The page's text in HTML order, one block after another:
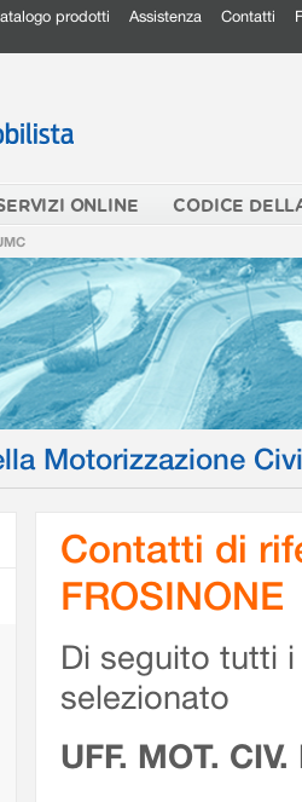
prodotti Assistenza Contatti
ONLINE CODICE
Motorizzazione
Contatti di
FROSINONE
Di seguito tutti
selezionato
UFF. MOT.